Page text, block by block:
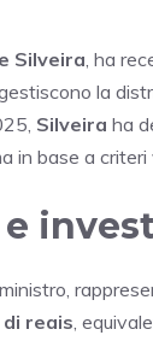
Silveira, ha
la
Silveira ha
in base a criteri
reais,